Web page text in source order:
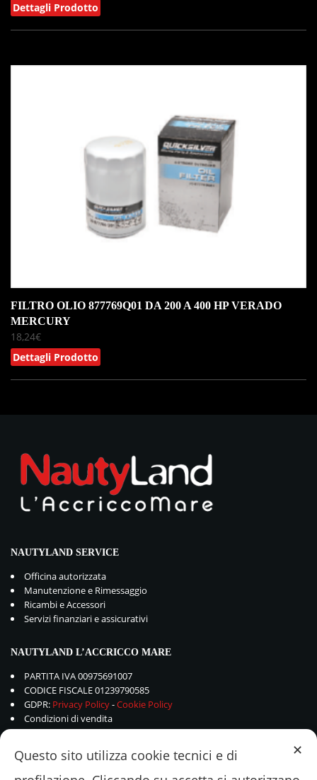
Dettagli Prodotto
FILTRO OLIO 877769Q01 DA 200 A 400 HP VERADO
MERCURY
18,24€
Dettagli Prodotto
NAUTYLAND SERVICE
Officina autorizzata
Manutenzione e Rimessaggio
Ricambi e Accessori
Servizi finanziari e assicurativi
NAUTYLAND L’ACCRICCO MARE
PARTITA IVA 00975691007
CODICE FISCALE 01239790585
GDPR: Privacy Policy-Cookie Policy
Condizioni di vendita
✕
Questo sito utilizza cookie tecnici e di